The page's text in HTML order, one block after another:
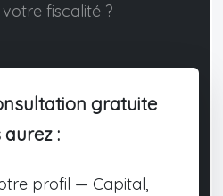
fiscalité ?
gratuite
aurez :
profil — Capital,